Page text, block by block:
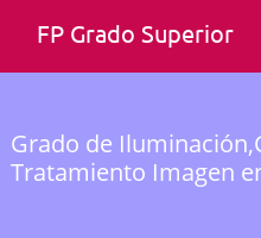
FP Grado Superior
Grado de
Tratamiento Imagen